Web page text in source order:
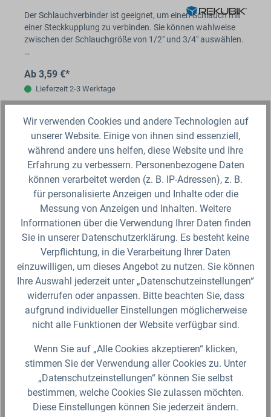
Der Schlauchverbinder ist geeignet, um einen Schlauch mit
einer Steckkupplung zu verbinden. Sie können wahlweise
zwischen der Schlauchgröße von 1/2" und 3/4" auswählen.
…
Ab 3,59 €*
Lieferzeit 2-3 Werktage
Variante auswählen
Steckkupplung Schlauchspritze
Die stufenlos regulierbare Schlauchspritze ist ideal für
feines Sprühen oder ein&nbsp;kraftvoller Vollstrahl. Somit
passt sich&nbsp;die Schlauchspritze Ihren individuellen…
Wir verwenden Cookies und andere Technologien auf
unserer Website. Einige von ihnen sind essenziell,
während andere uns helfen, diese Website und Ihre
Erfahrung zu verbessern. Personenbezogene Daten
können verarbeitet werden (z. B. IP-Adressen), z. B.
für personalisierte Anzeigen und Inhalte oder die
Messung von Anzeigen und Inhalten. Weitere
Informationen über die Verwendung Ihrer Daten finden
Sie in unserer Datenschutzerklärung. Es besteht keine
Verpflichtung, in die Verarbeitung Ihrer Daten
einzuwilligen, um dieses Angebot zu nutzen. Sie können
Ihre Auswahl jederzeit unter „Datenschutzeinstellungen“
widerrufen oder anpassen. Bitte beachten Sie, dass
aufgrund individueller Einstellungen möglicherweise
nicht alle Funktionen der Website verfügbar sind.
Wenn Sie auf „Alle Cookies akzeptieren“ klicken,
stimmen Sie der Verwendung aller Cookies zu. Unter
„Datenschutzeinstellungen“ können Sie selbst
bestimmen, welche Cookies Sie zulassen möchten.
Diese Einstellungen können Sie jederzeit ändern.